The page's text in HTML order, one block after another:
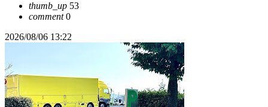
thumb_up 53
comment0
2026/08/06 13:22